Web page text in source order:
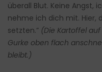
überall Blut. Keine Angst,
nehme ich dich mit. Hier,
setzten.” (Die Kartoffel
Gurke oben flach
bleibt.)